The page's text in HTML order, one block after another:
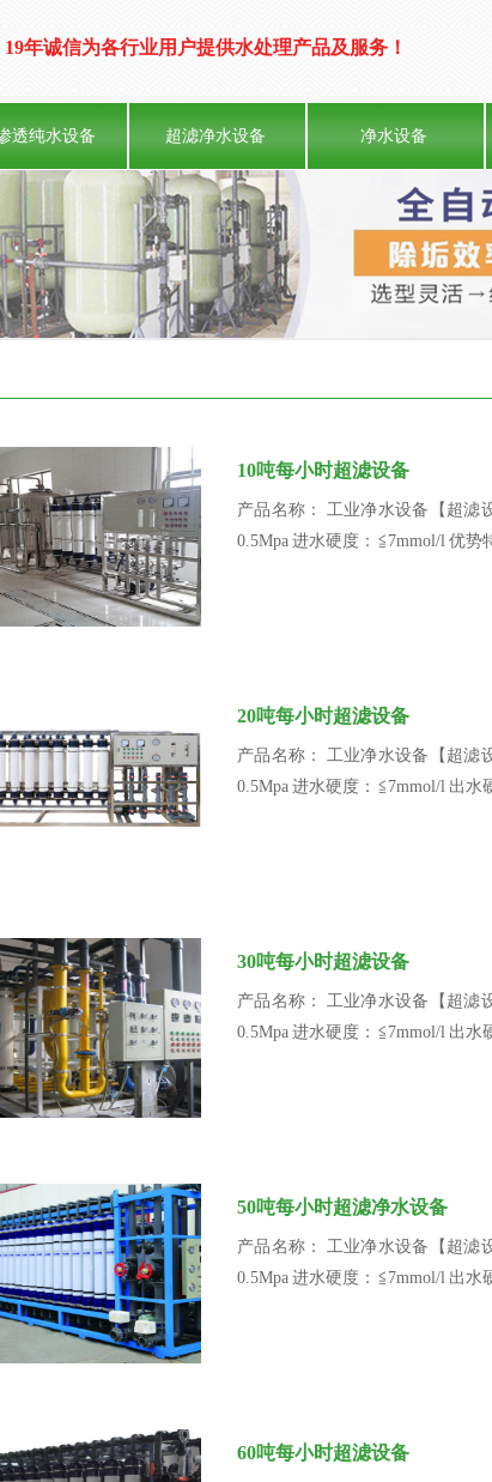
19年诚信为各行业用户提供水处理产品及服务！
透纯水设备 超滤净水设备 净水设备
10吨每小时超滤设备
产品名称： 工业净水设备【超滤
0.5Mpa 进水硬度： ≦7mmol/l 优
20吨每小时超滤设备
产品名称： 工业净水设备【超滤
0.5Mpa 进水硬度： ≦7mmol/l 出
30吨每小时超滤设备
产品名称： 工业净水设备【超滤
0.5Mpa 进水硬度： ≦7mmol/l 出
50吨每小时超滤净水设备
产品名称： 工业净水设备【超滤
0.5Mpa 进水硬度： ≦7mmol/l 出
60吨每小时超滤设备